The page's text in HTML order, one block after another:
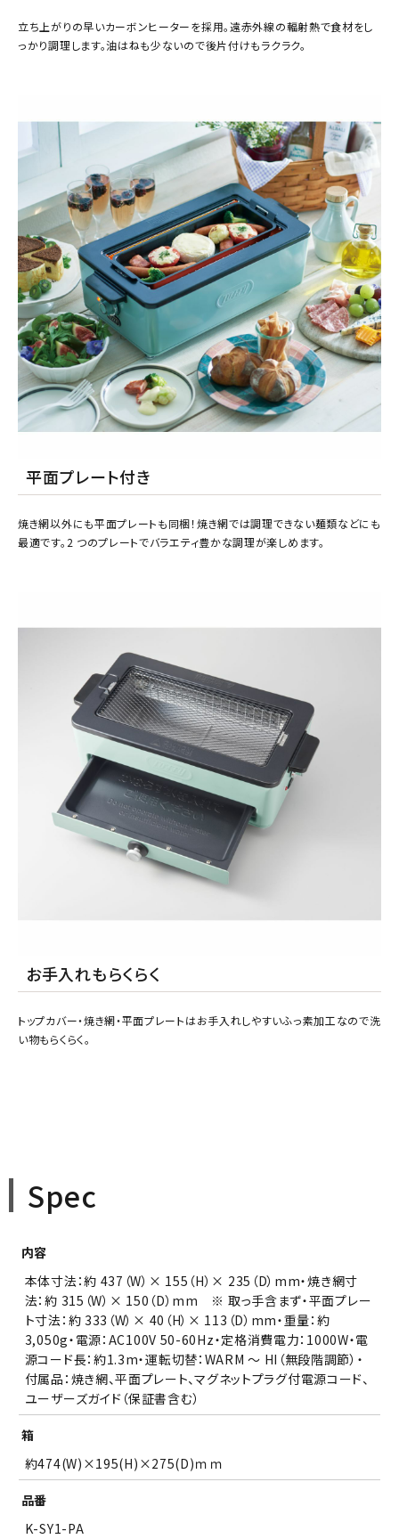
立ち上がりの早いカーボンヒーターを採用。遠赤外線の輻射熱で食材をし
っかり調理します。油はねも少ないので後片付けもラクラク。
平面プレート付き
焼き網以外にも平面プレートも同梱！焼き網では調理できない麺類などにも
最適です。2 つのプレートでバラエティ豊かな調理が楽しめます。
お手入れもらくらく
トップカバー・焼き網・平面プレートはお手入れしやすいふっ素加工なので洗
い物もらくらく。
Spec
内容
本体寸法：約 437（W）× 155（H）× 235（D）mm・焼き網寸
法：約 315（W）× 150（D）mm ※ 取っ手含まず・平面プレー
ト寸法：約 333（W）× 40（H）× 113（D）mm・重量：約
3,050g・電源：AC100V 50-60Hz・定格消費電力：1000W・電
源コード長：約1.3m・運転切替：WARM ～ HI（無段階調節）・
付属品：焼き網、平面プレート、マグネットプラグ付電源コード、
ユーザーズガイド（保証書含む）
箱
約474(W)×195(H)×275(D)ｍｍ
品番
K-SY1-PA